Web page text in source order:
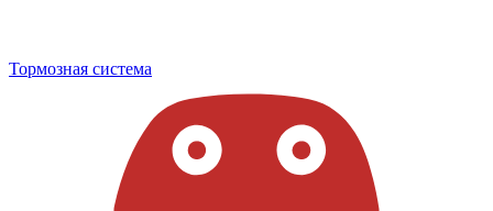
Тормозная система